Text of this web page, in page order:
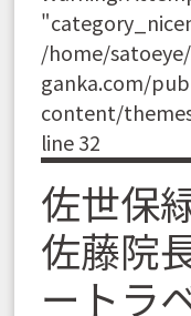
/home/
ganka.com/
content/
line32
佐世保
佐藤院
ートラ